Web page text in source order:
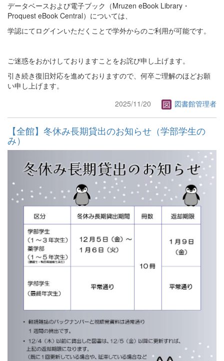
データベースおよび電子ブック（Mruzen eBook Library・
Proquest eBook Central）については、
学認にてログインいただくことで学外からのご利用が可能です。
ご迷惑をおかけしておりますことをお詫び申し上げます。
引き続き復旧対応を進めておりますので、何卒ご理解のほどお願
い申し上げます。
2025/11/20
図書館管理者
【全館】冬休み長期貸出のお知らせ（学部学生の
み）